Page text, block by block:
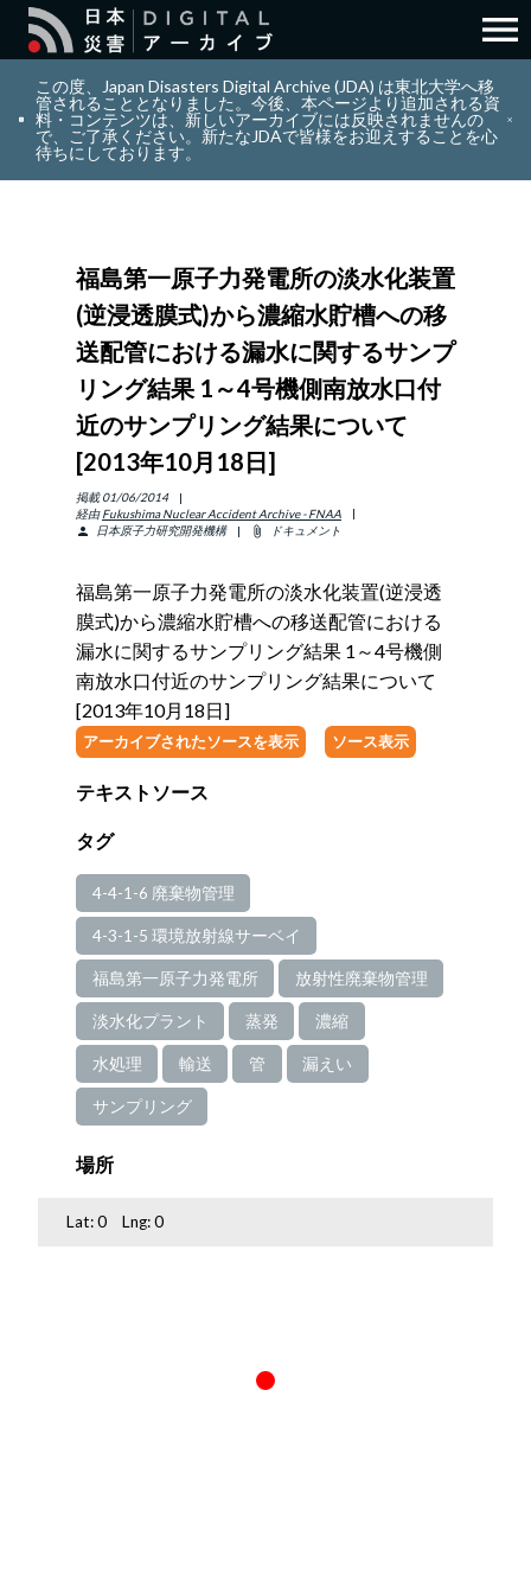
search 検索
layers コレクション
info_outline リソース
アバウト
ENGLISH 日本語
サインイン
menu
この度、Japan Disasters Digital Archive (JDA) は東北大学へ移
管されることとなりました。今後、本ページより追加される資
料・コンテンツは、新しいアーカイブには反映されませんの
で、ご了承ください。新たなJDAで皆様をお迎えすることを心
待ちにしております。
福島第一原子力発電所の淡水化装置
(逆浸透膜式)から濃縮水貯槽への移
送配管における漏水に関するサンプ
リング結果 1～4号機側南放水口付
近のサンプリング結果について
[2013年10月18日]
掲載 01/06/2014
経由 Fukushima Nuclear Accident Archive - FNAA
person
日本原子力研究開発機構 attach_file ドキュメント
福島第一原子力発電所の淡水化装置(逆浸透
膜式)から濃縮水貯槽への移送配管における
漏水に関するサンプリング結果 1～4号機側
南放水口付近のサンプリング結果について
[2013年10月18日]
アーカイブされたソースを表示 ソース表示
テキストソース
タグ
4-4-1-6 廃棄物管理
4-3-1-5 環境放射線サーベイ
福島第一原子力発電所 放射性廃棄物管理
淡水化プラント 蒸発 濃縮
水処理 輸送 管 漏えい
サンプリング
場所
Lat:0 Lng:0